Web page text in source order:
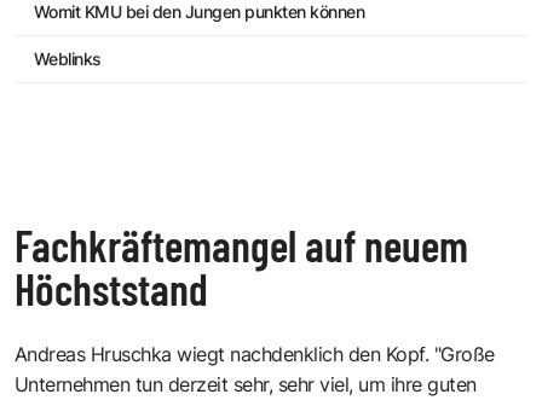
Womit KMU bei den Jungen punkten können
Weblinks
Fachkräftemangel auf neuem
Höchststand
Andreas Hruschka wiegt nachdenklich den Kopf. "Große
Unternehmen tun derzeit sehr, sehr viel, um ihre guten